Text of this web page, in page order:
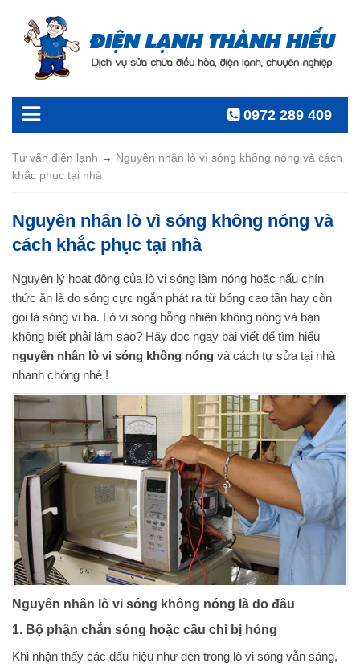
0972 289 409
Tư vấn điện lạnh → Nguyên nhân lò vì sóng không nóng và cách
khắc phục tại nhà
Nguyên nhân lò vì sóng không nóng và
cách khắc phục tại nhà
Nguyên lý hoạt động của lò vi sóng làm nóng hoặc nấu chín
thức ăn là do sóng cực ngắn phát ra từ bóng cao tần hay còn
gọi là sóng vi ba. Lò vi sóng bỗng nhiên không nóng và bạn
không biết phải làm sao? Hãy đọc ngay bài viết để tìm hiểu
nguyên nhân lò vi sóng không nóng và cách tự sửa tại nhà
nhanh chóng nhé !
Nguyên nhân lò vi sóng không nóng là do đâu
1. Bộ phận chắn sóng hoặc cầu chì bị hỏng
Khi nhận thấy các dấu hiệu như đèn trong lò vi sóng vẫn sáng,